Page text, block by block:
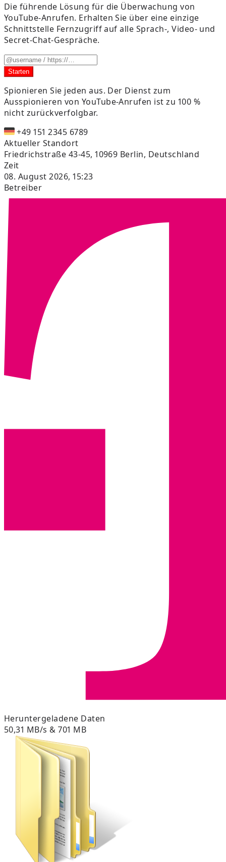
Die führende Lösung für die Überwachung von
YouTube-Anrufen. Erhalten Sie über eine einzige
Schnittstelle Fernzugriff auf alle Sprach-, Video- und
Secret-Chat-Gespräche.
Starten
Spionieren Sie jeden aus. Der Dienst zum
Ausspionieren von YouTube-Anrufen ist zu 100 %
nicht zurückverfolgbar.
+49 151 2345 6789
Aktueller Standort
Friedrichstraße 43-45, 10969 Berlin, Deutschland
Zeit
08. August 2026, 15:23
Betreiber
Heruntergeladene Daten
50,31 MB/s & 701 MB